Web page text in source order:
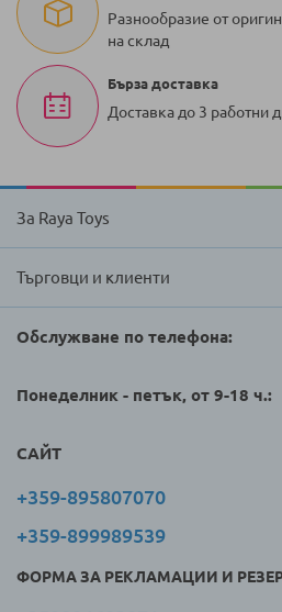
Разнообразие от
на склад
Бърза доставка
Доставка до 3 работни
За Raya Toys
Търговци и клиенти
Обслужване по телефона:
Понеделник - петък, от 9-18 ч.:
САЙТ
+359-895807070
+359-899989539
ФОРМА ЗА РЕКЛАМАЦИИ И